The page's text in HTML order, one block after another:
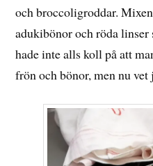
och broccoligroddar.
adukibönor och röda
hade inte alls koll på att
frön och bönor, men nu